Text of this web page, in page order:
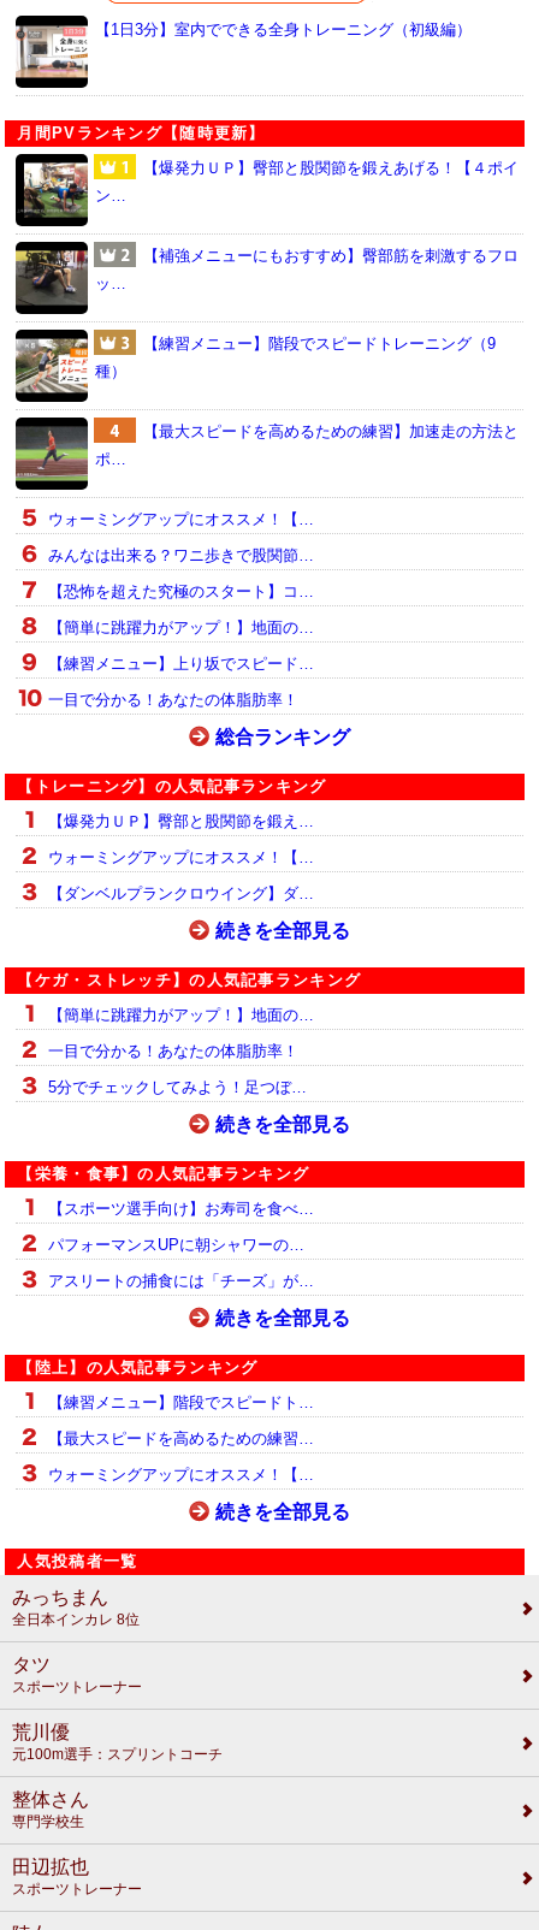
【1日3分】室内でできる全身トレーニング（初級編）
月間PVランキング【随時更新】
【爆発力ＵＰ】臀部と股関節を鍛えあげる！【４ポイ
ン…
【補強メニューにもおすすめ】臀部筋を刺激するフロ
ッ…
【練習メニュー】階段でスピードトレーニング（9
種）
【最大スピードを高めるための練習】加速走の方法と
ポ…
ウォーミングアップにオススメ！【…
みんなは出来る？ワニ歩きで股関節…
【恐怖を超えた究極のスタート】コ…
【簡単に跳躍力がアップ！】地面の…
【練習メニュー】上り坂でスピード…
一目で分かる！あなたの体脂肪率！
総合ランキング
【トレーニング】の人気記事ランキング
【爆発力ＵＰ】臀部と股関節を鍛え…
ウォーミングアップにオススメ！【…
【ダンベルプランクロウイング】ダ…
続きを全部見る
【ケガ・ストレッチ】の人気記事ランキング
【簡単に跳躍力がアップ！】地面の…
一目で分かる！あなたの体脂肪率！
5分でチェックしてみよう！足つぼ…
続きを全部見る
【栄養・食事】の人気記事ランキング
【スポーツ選手向け】お寿司を食べ…
パフォーマンスUPに朝シャワーの…
アスリートの捕食には「チーズ」が…
続きを全部見る
【陸上】の人気記事ランキング
【練習メニュー】階段でスピードト…
【最大スピードを高めるための練習…
ウォーミングアップにオススメ！【…
続きを全部見る
人気投稿者一覧
みっちまん
全日本インカレ 8位
タツ
スポーツトレーナー
荒川優
元100m選手：スプリントコーチ
整体さん
専門学校生
田辺拡也
スポーツトレーナー